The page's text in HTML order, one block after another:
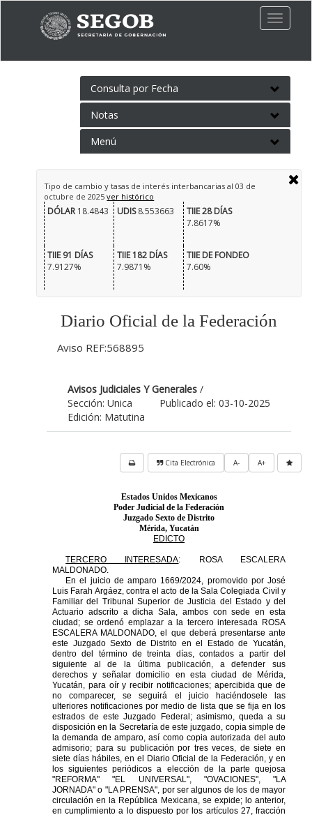
Toggle
Consulta por Fecha
Notas
Menú
Tipo de cambio y tasas de interés interbancarias al 03 de
octubre de 2025ver histórico
DÓLAR18.4843 UDIS8.553663
TIIE 28 DÍAS
7.8617%
TIIE 91 DÍAS
7.9127%
TIIE 182 DÍAS
7.9871%
TIIE DE FONDEO
7.60%
Diario Oficial de la Federación
Aviso REF:568895
Avisos Judiciales Y Generales /
Publicado el: 03-10-2025
Sección: Unica
Edición: Matutina
A+
A-
Cita Electrónica